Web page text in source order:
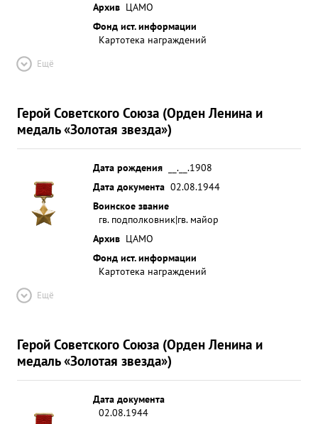
под его руководством нанесен большой ущерб в
технике противника, за что группа получила
благодарность от генерал-лейтенанта С СУДЕЦ. ...»
Архив ЦАМО
Фонд ист. информации
Картотека награждений
Ещё
Герой Советского Союза (Орден Ленина и
медаль «Золотая звезда»)
Дата рождения
__.__.1908
Дата документа 02.08.1944
Воинское звание
гв. подполковник|гв. майор
Архив ЦАМО
Фонд ист. информации
Картотека награждений
Ещё
Герой Советского Союза (Орден Ленина и
медаль «Золотая звезда»)
Дата документа
02.08.1944